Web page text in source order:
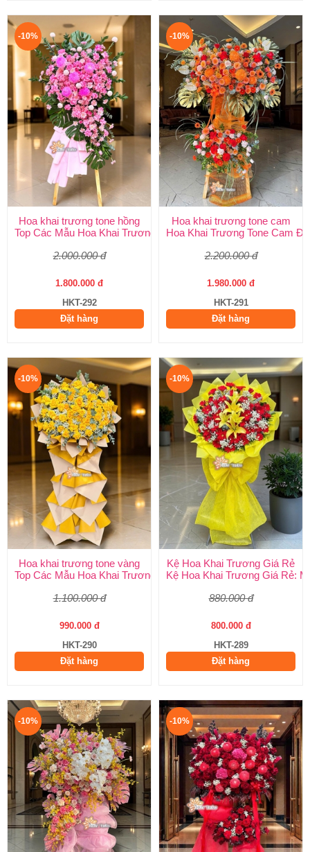
-10%
Hoa khai trương tone hồng
Top Các Mẫu Hoa Khai Trương Tone Hồng Đẹp, Sang Trọng,
2.000.000 đ
1.800.000 đ
HKT-292
Đặt hàng
-10%
Hoa khai trương tone cam
Hoa Khai Trương Tone Cam
2.200.000 đ
1.980.000 đ
HKT-291
Đặt hàng
-10%
Hoa khai trương tone vàng
Top Các Mẫu Hoa Khai Trương Tone Vàng Đẹp, Sang Trọng,
1.100.000 đ
990.000 đ
HKT-290
Đặt hàng
-10%
Kệ Hoa Khai Trương Giá Rẻ
Kệ Hoa Khai Trương Giá Rẻ:
880.000 đ
800.000 đ
HKT-289
Đặt hàng
-10% -10%